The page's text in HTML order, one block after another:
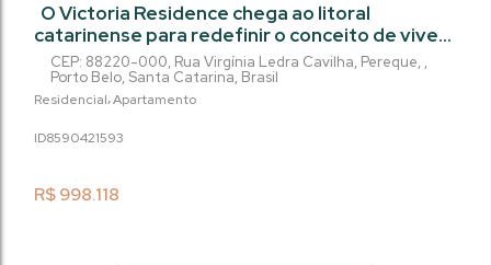
Residencial Apartamento
R$998.118
1593
859042
CEP: 88220-000, Rua Virgínia Ledra Cavilha, Pereque ,
Porto Belo, Santa Catarina, Brasil
O Victoria Residence chega ao litoral
catarinense para redefinir o conceito de viver
bem. Localizado no Perequê, em Porto
Belo/SC, este empreendimento em
construção entrega o equilíbrio perfeito entre
apenas 720 metros separam você da areia. O
projetado para oferecer conforto e